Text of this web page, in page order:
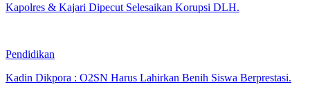
Kapolres & Kajari Dipecut Selesaikan Korupsi DLH.
Pendidikan
Kadin Dikpora : O2SN Harus Lahirkan Benih Siswa Berprestasi.